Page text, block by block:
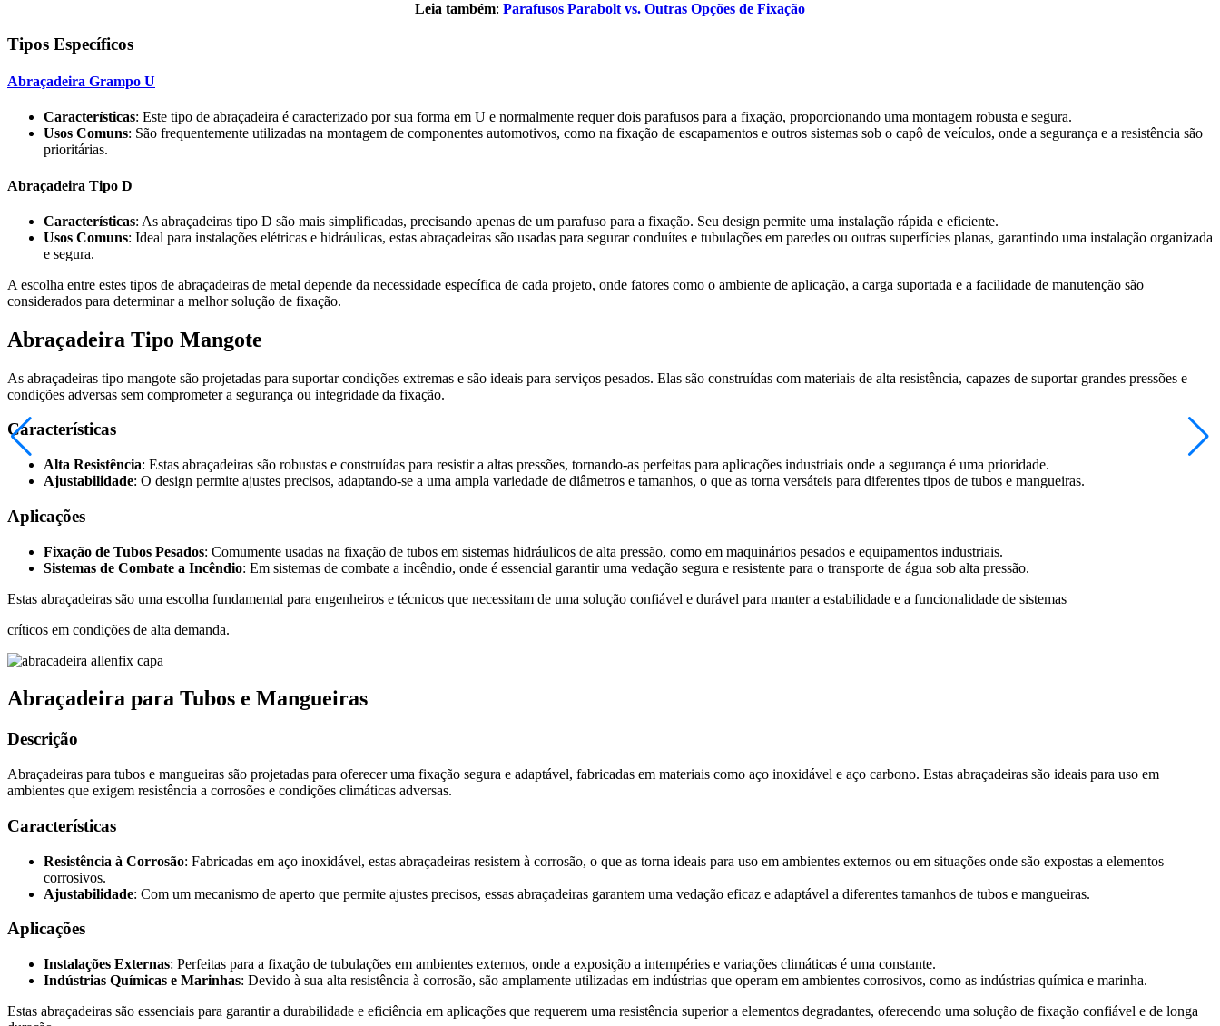
Leia também: Parafusos Parabolt vs. Outras Opções de Fixação
Tipos Específicos
Abraçadeira Grampo U
Características: Este tipo de abraçadeira é caracterizado por sua forma em U e normalmente requer dois parafusos para a fixação, proporcionando uma montagem robusta e segura.
Usos Comuns: São frequentemente utilizadas na montagem de componentes automotivos, como na fixação de escapamentos e outros sistemas sob o capô de veículos, onde a segurança e a resistência são
prioritárias.
Abraçadeira Tipo D
Características: As abraçadeiras tipo D são mais simplificadas, precisando apenas de um parafuso para a fixação. Seu design permite uma instalação rápida e eficiente.
Usos Comuns: Ideal para instalações elétricas e hidráulicas, estas abraçadeiras são usadas para segurar conduítes e tubulações em paredes ou outras superfícies planas, garantindo uma instalação organizada
e segura.
A escolha entre estes tipos de abraçadeiras de metal depende da necessidade específica de cada projeto, onde fatores como o ambiente de aplicação, a carga suportada e a facilidade de manutenção são
considerados para determinar a melhor solução de fixação.
Abraçadeira Tipo Mangote
As abraçadeiras tipo mangote são projetadas para suportar condições extremas e são ideais para serviços pesados. Elas são construídas com materiais de alta resistência, capazes de suportar grandes pressões e
condições adversas sem comprometer a segurança ou integridade da fixação.
Características
Alta Resistência: Estas abraçadeiras são robustas e construídas para resistir a altas pressões, tornando-as perfeitas para aplicações industriais onde a segurança é uma prioridade.
Ajustabilidade: O design permite ajustes precisos, adaptando-se a uma ampla variedade de diâmetros e tamanhos, o que as torna versáteis para diferentes tipos de tubos e mangueiras.
Aplicações
Fixação de Tubos Pesados: Comumente usadas na fixação de tubos em sistemas hidráulicos de alta pressão, como em maquinários pesados e equipamentos industriais.
Sistemas de Combate a Incêndio: Em sistemas de combate a incêndio, onde é essencial garantir uma vedação segura e resistente para o transporte de água sob alta pressão.
Estas abraçadeiras são uma escolha fundamental para engenheiros e técnicos que necessitam de uma solução confiável e durável para manter a estabilidade e a funcionalidade de sistemas
críticos em condições de alta demanda.
Abraçadeira para Tubos e Mangueiras
Descrição
Abraçadeiras para tubos e mangueiras são projetadas para oferecer uma fixação segura e adaptável, fabricadas em materiais como aço inoxidável e aço carbono. Estas abraçadeiras são ideais para uso em
ambientes que exigem resistência a corrosões e condições climáticas adversas.
Características
Resistência à Corrosão: Fabricadas em aço inoxidável, estas abraçadeiras resistem à corrosão, o que as torna ideais para uso em ambientes externos ou em situações onde são expostas a elementos
corrosivos.
Ajustabilidade: Com um mecanismo de aperto que permite ajustes precisos, essas abraçadeiras garantem uma vedação eficaz e adaptável a diferentes tamanhos de tubos e mangueiras.
Aplicações
Instalações Externas: Perfeitas para a fixação de tubulações em ambientes externos, onde a exposição a intempéries e variações climáticas é uma constante.
Indústrias Químicas e Marinhas: Devido à sua alta resistência à corrosão, são amplamente utilizadas em indústrias que operam em ambientes corrosivos, como as indústrias química e marinha.
Estas abraçadeiras são essenciais para garantir a durabilidade e eficiência em aplicações que requerem uma resistência superior a elementos degradantes, oferecendo uma solução de fixação confiável e de longa